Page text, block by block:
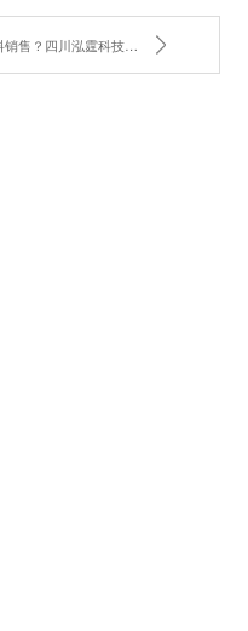
五金零售、建筑材料销售？四川泓霆科技的多元化服务如何协同？